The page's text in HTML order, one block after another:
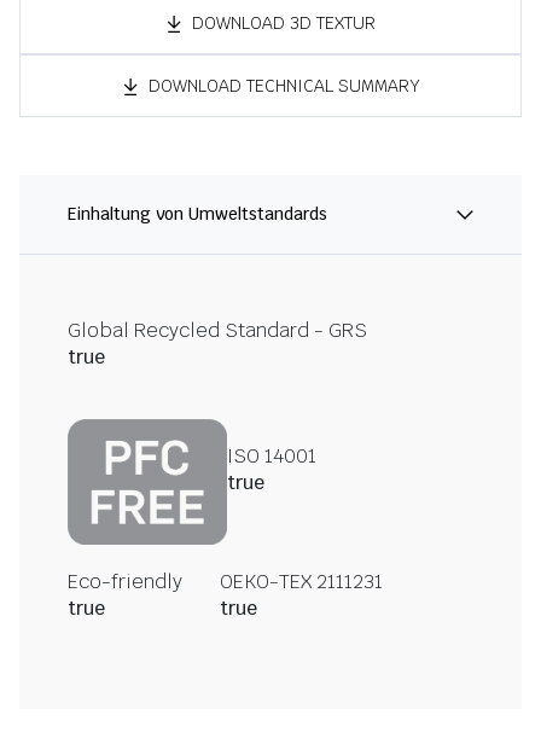
DOWNLOAD 3D TEXTUR
DOWNLOAD TECHNICAL SUMMARY
Einhaltung von Umweltstandards
Global Recycled Standard - GRS
true
ISO 14001
true
Eco-friendly
true
OEKO-TEX 2111231
true